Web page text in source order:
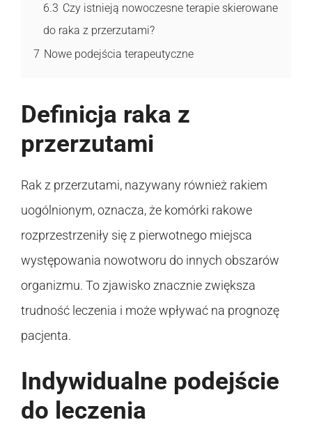
6.3 Czy istnieją nowoczesne terapie skierowane
do raka z przerzutami?
7 Nowe podejścia terapeutyczne
Definicja raka z
przerzutami
Rak z przerzutami, nazywany również rakiem
uogólnionym, oznacza, że komórki rakowe
rozprzestrzeniły się z pierwotnego miejsca
występowania nowotworu do innych obszarów
organizmu. To zjawisko znacznie zwiększa
trudność leczenia i może wpływać na prognozę
pacjenta.
Indywidualne podejście
do leczenia